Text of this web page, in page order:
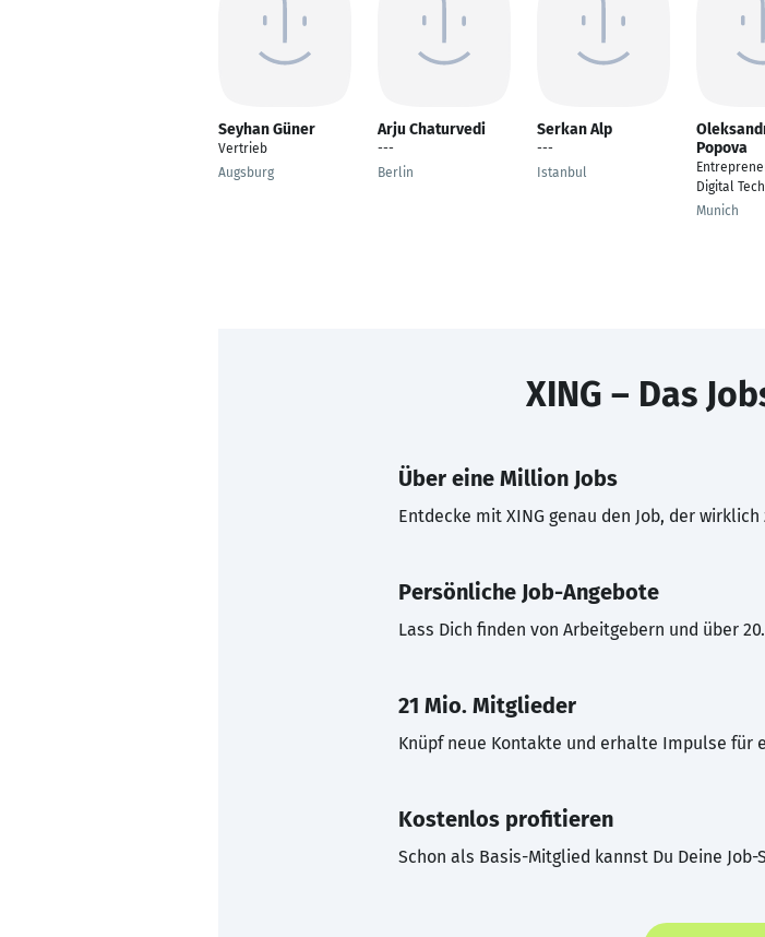
Seyhan Güner
Vertrieb
Augsburg
Arju Chaturvedi
---
Berlin
Serkan Alp
---
Istanbul
Popova
Digital
Munich
XING – Das
Über eine Million Jobs
Entdecke mit XING genau den Job, der wirklich
Persönliche Job-Angebote
Lass Dich finden von Arbeitgebern und über
21 Mio. Mitglieder
Knüpf neue Kontakte und erhalte Impulse für
Kostenlos profitieren
Schon als Basis-Mitglied kannst Du Deine